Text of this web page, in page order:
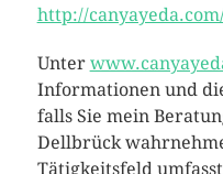
http://
Unter
Informationen und
falls Sie mein
Dellbrück
Tätigkeitsfeld